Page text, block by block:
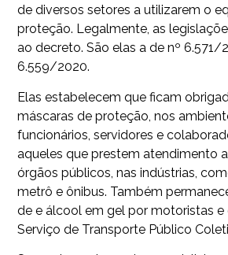
de diversos setores a utilizarem o
proteção. Legalmente, as
ao decreto. São elas a de nº 6.571/
6.559/2020.
Elas estabelecem que ficam
máscaras de proteção, nos
funcionários, servidores e
aqueles que prestem atendimento
órgãos públicos, nas indústrias,
metrô e ônibus. Também
de e álcool em gel por motoristas
Serviço de Transporte Público